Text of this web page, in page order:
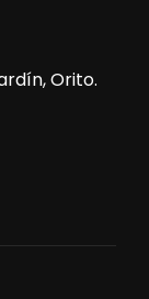
Orito.